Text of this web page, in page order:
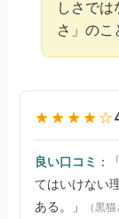
しさで
さ」のこ
★★★★☆
良い口コミ ：
てはいけない
ある。」
（黒